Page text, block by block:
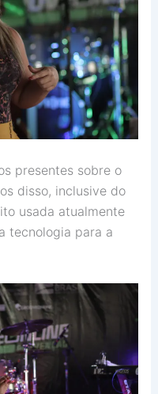
presentes sobre o
disso, inclusive do
usada atualmente
tecnologia para a